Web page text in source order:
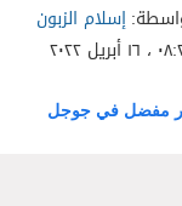
إسلام الزبون
٢٠٢٢
مفضل في جوجل